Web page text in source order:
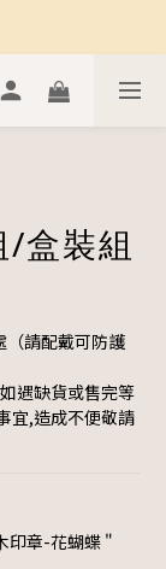
饋🍎
盒裝組
（請配戴可防護
遇缺貨或售完等
宜,造成不便敬請
印章-花蝴蝶 "